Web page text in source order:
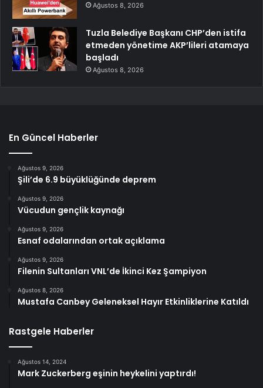
Ağustos 8, 2026
Tuzla Belediye Başkanı CHP’den istifa
etmeden yönetime AKP’lileri atamaya
başladı
Ağustos 8, 2026
En Güncel Haberler
Ağustos 9, 2026
Şili’de 6.9 büyüklüğünde deprem
Ağustos 9, 2026
Vücudun gençlik kaynağı
Ağustos 9, 2026
Esnaf odalarından ortak açıklama
Ağustos 9, 2026
Filenin Sultanları VNL’de İkinci Kez Şampiyon
Ağustos 8, 2026
Mustafa Canbey Geleneksel Hayır Etkinliklerine Katıldı
Rastgele Haberler
Ağustos 14, 2024
Mark Zuckerberg eşinin heykelini yaptırdı!